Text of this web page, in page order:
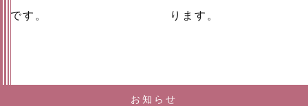
です。
ります。
お知らせ